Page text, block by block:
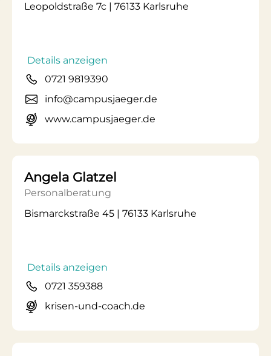
Leopoldstraße 7c | 76133 Karlsruhe
Details anzeigen
0721 9819390
info@campusjaeger.de
www.campusjaeger.de
Angela Glatzel
Personalberatung
Bismarckstraße 45 | 76133 Karlsruhe
Details anzeigen
0721 359388
krisen-und-coach.de